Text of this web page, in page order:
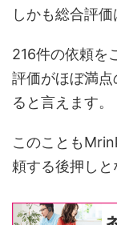
しかも総合評価
216件の依頼を
評価がほぼ満
ると言えます。
このことも
頼する後押しと